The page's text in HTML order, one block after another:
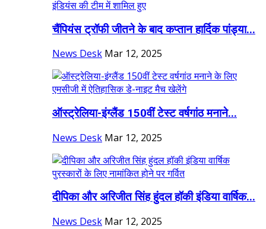
चैंपियंस ट्रॉफी जीतने के बाद कप्तान हार्दिक पांड्या...
News Desk Mar 12, 2025
ऑस्ट्रेलिया-इंग्लैंड 150वीं टेस्ट वर्षगांठ मनाने...
News Desk Mar 12, 2025
दीपिका और अरिजीत सिंह हुंदल हॉकी इंडिया वार्षिक...
News Desk Mar 12, 2025